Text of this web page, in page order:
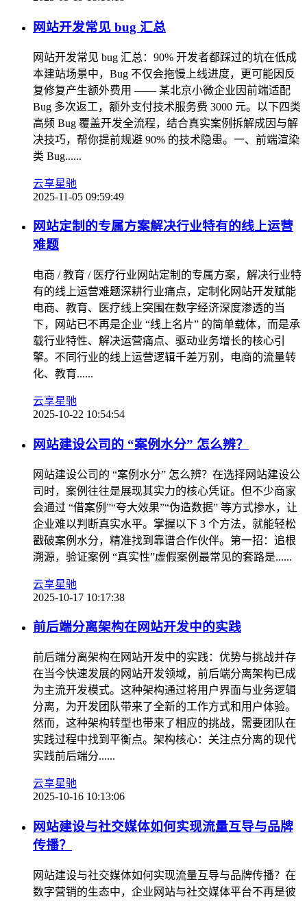
网站开发常见 bug 汇总
网站开发常见 bug 汇总：90% 开发者都踩过的坑在低成
本建站场景中，Bug 不仅会拖慢上线进度，更可能因反
复修复产生额外费用 —— 某北京小微企业因前端适配
Bug 多次返工，额外支付技术服务费 3000 元。以下四类
高频 Bug 覆盖开发全流程，结合真实案例拆解成因与解
决技巧，帮你提前规避 90% 的技术隐患。一、前端渲染
类 Bug......
云享星驰
2025-11-05 09:59:49
网站定制的专属方案解决行业特有的线上运营
难题
电商 / 教育 / 医疗行业网站定制的专属方案，解决行业特
有的线上运营难题深耕行业痛点，定制化网站开发赋能
电商、教育、医疗线上突围在数字经济深度渗透的当
下，网站已不再是企业 “线上名片” 的简单载体，而是承
载行业特性、解决运营痛点、驱动业务增长的核心引
擎。不同行业的线上运营逻辑千差万别，电商的流量转
化、教育......
云享星驰
2025-10-22 10:54:54
网站建设公司的 “案例水分” 怎么辨？
网站建设公司的 “案例水分” 怎么辨？在选择网站建设公
司时，案例往往是展现其实力的核心凭证。但不少商家
会通过 “借案例”“夸大效果”“伪造数据” 等方式掺水，让
企业难以判断真实水平。掌握以下 3 个方法，就能轻松
戳破案例水分，精准找到靠谱合作伙伴。第一招：追根
溯源，验证案例 “真实性”虚假案例最常见的套路是......
云享星驰
2025-10-17 10:17:38
前后端分离架构在网站开发中的实践
前后端分离架构在网站开发中的实践：优势与挑战并存
在当今快速发展的网站开发领域，前后端分离架构已成
为主流开发模式。这种架构通过将用户界面与业务逻辑
分离，为开发团队带来了全新的工作方式和用户体验。
然而，这种架构转型也带来了相应的挑战，需要团队在
实践过程中找到平衡点。架构核心：关注点分离的现代
实践前后端分......
云享星驰
2025-10-16 10:13:06
网站建设与社交媒体如何实现流量互导与品牌
传播？
网站建设与社交媒体如何实现流量互导与品牌传播？在
数字营销的生态中，企业网站与社交媒体平台不再是彼